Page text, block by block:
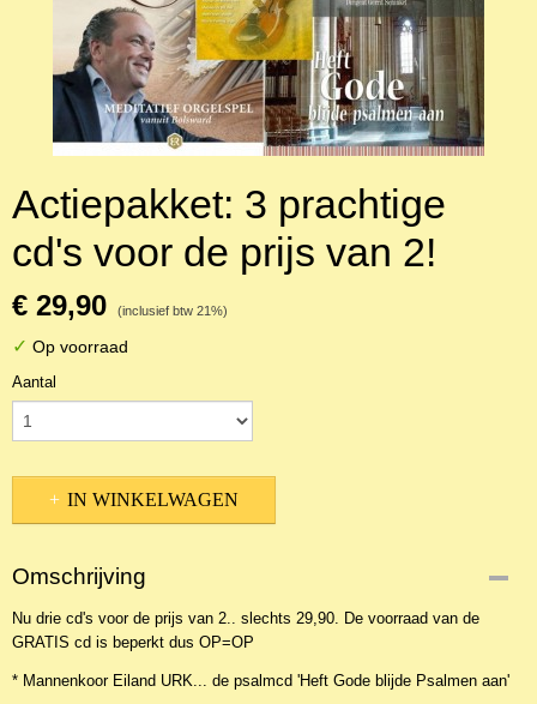
Actiepakket: 3 prachtige
cd's voor de prijs van 2!
€ 29,90 (inclusief btw 21%)
✓ Op voorraad
Aantal
IN WINKELWAGEN
Omschrijving
Nu drie cd's voor de prijs van 2.. slechts 29,90. De voorraad van de
GRATIS cd is beperkt dus OP=OP
* Mannenkoor Eiland URK... de psalmcd 'Heft Gode blijde Psalmen aan'